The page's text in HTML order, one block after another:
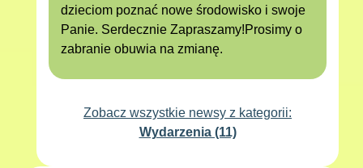
dzieciom poznać nowe środowisko i swoje
Panie. Serdecznie Zapraszamy!Prosimy o
zabranie obuwia na zmianę.
Zobacz wszystkie newsy z kategorii:
Wydarzenia (11)